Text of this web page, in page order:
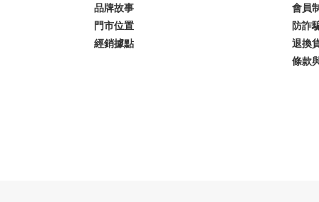
品牌故事
門市位置
經銷據點
會員
防詐
退換
條款